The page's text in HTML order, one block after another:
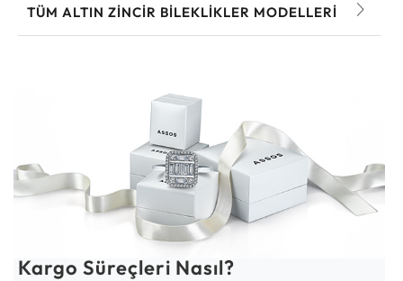
TÜM ALTIN ZINCIR BILEKLIKLER MODELLERI
Kargo Süreçleri Nasıl?